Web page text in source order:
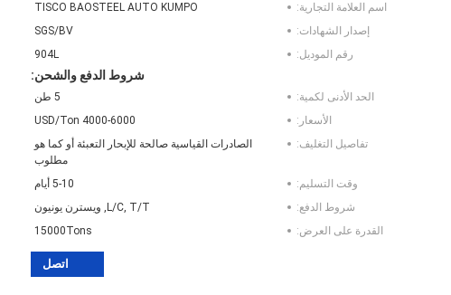
اسم العلامة التجارية:
TISCO BAOSTEEL AUTO KUMPO
إصدار الشهادات:
SGS/BV
رقم الموديل:
904L
شروط الدفع والشحن:
الحد الأدنى لكمية:
5 طن
الأسعار:
4000-6000 USD/Ton
تفاصيل التغليف:
الصادرات القياسية صالحة للإبحار التعبئة أو كما هو
مطلوب
وقت التسليم:
5-10 أيام
شروط الدفع:
L/C, T/T, ويسترن يونيون
القدرة على العرض:
15000Tons
اتصل